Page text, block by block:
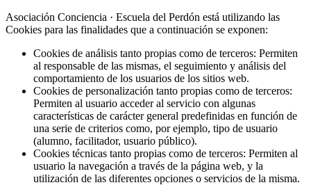
Asociación Conciencia · Escuela del Perdón está utilizando las
Cookies para las finalidades que a continuación se exponen:
Cookies de análisis tanto propias como de terceros: Permiten
al responsable de las mismas, el seguimiento y análisis del
comportamiento de los usuarios de los sitios web.
Cookies de personalización tanto propias como de terceros:
Permiten al usuario acceder al servicio con algunas
características de carácter general predefinidas en función de
una serie de criterios como, por ejemplo, tipo de usuario
(alumno, facilitador, usuario público).
Cookies técnicas tanto propias como de terceros: Permiten al
usuario la navegación a través de la página web, y la
utilización de las diferentes opciones o servicios de la misma.